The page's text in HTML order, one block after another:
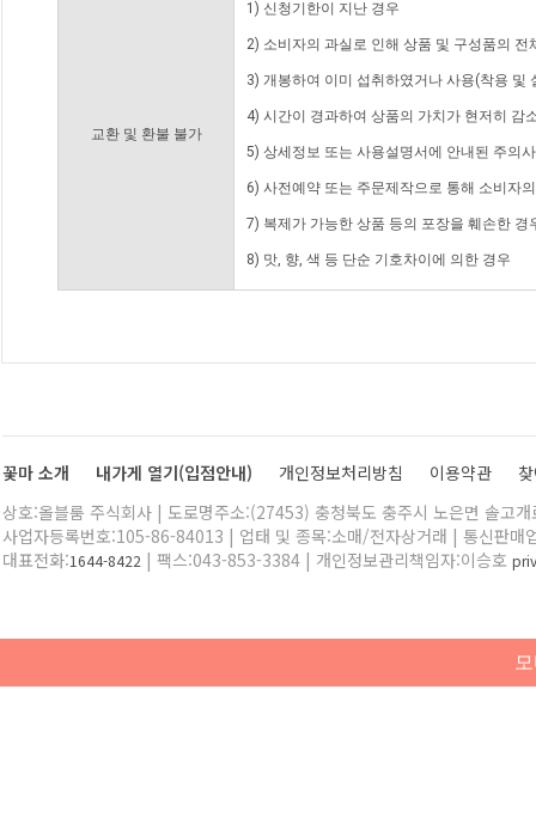
교환 및 환불 불가
1) 신청기한이 지난 경우
2) 소비자의 과실로 인해 상품 및 구성품의
3) 개봉하여 이미 섭취하였거나 사용(착용 및
4) 시간이 경과하여 상품의 가치가 현저히 감
5) 상세정보 또는 사용설명서에 안내된 주의
6) 사전예약 또는 주문제작으로 통해 소비자
7) 복제가 가능한 상품 등의 포장을 훼손한 경
8) 맛, 향, 색 등 단순 기호차이에 의한 경우
꽃마 소개 내가게 열기(입점안내) 개인정보처리방침 이용약관
상호:올블룸 주식회사 | 도로명주소:(27453) 충청북도 충주시 노은면 솔고
사업자등록번호:105-86-84013 | 업태 및 종목:소매/전자상거래 | 통신판매
대표전화:1644-8422 | 팩스:043-853-3384 | 개인정보관리책임자:이승호